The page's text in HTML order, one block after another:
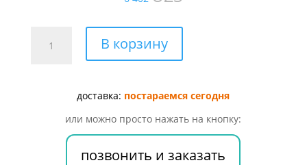
товара
Презервативы
В корзину
доставка: постараемся сегодня
или можно просто нажать на кнопку:
позвонить и заказать